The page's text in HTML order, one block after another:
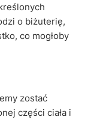
o biżuterię,
co mogłoby
zostać
części ciała i